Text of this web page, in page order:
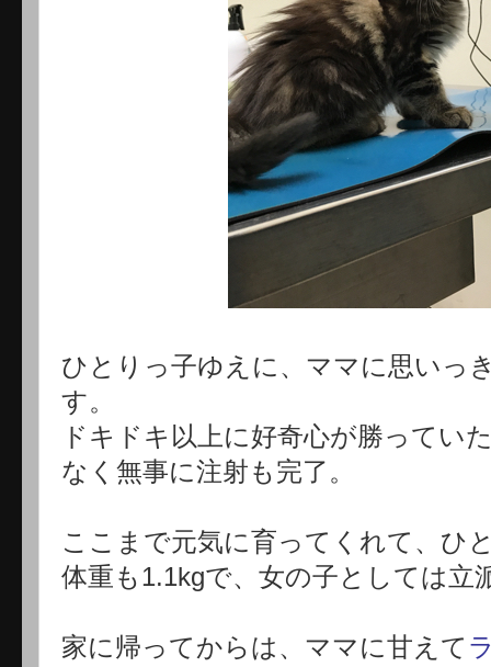
ひとりっ子ゆえに、ママに思いっ
す。
ドキドキ以上に好奇心が勝ってい
なく無事に注射も完了。
ここまで元気に育ってくれて、ひ
体重も1.1kgで、女の子としては立
家に帰ってからは、ママに甘えて